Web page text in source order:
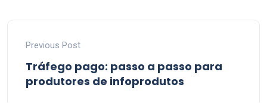
Previous Post
Tráfego pago: passo a passo para
produtores de infoprodutos